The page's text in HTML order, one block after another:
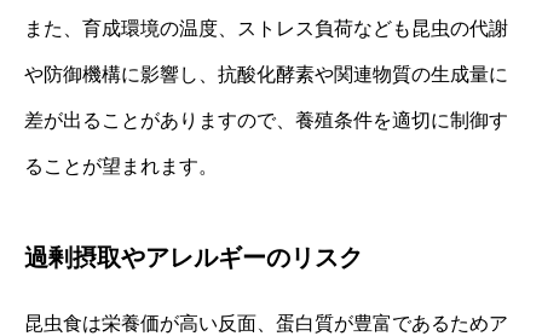
また、育成環境の温度、ストレス負荷なども昆虫の代謝
や防御機構に影響し、抗酸化酵素や関連物質の生成量に
差が出ることがありますので、養殖条件を適切に制御す
ることが望まれます。
過剰摂取やアレルギーのリスク
昆虫食は栄養価が高い反面、蛋白質が豊富であるためア